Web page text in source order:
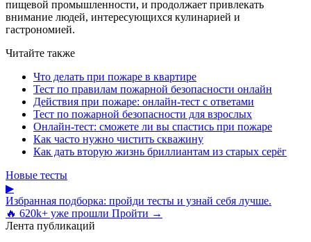
пищевой промышленности, и продолжает привлекать
внимание людей, интересующихся кулинарией и
гастрономией.
Читайте также
Что делать при пожаре в квартире
Тест по правилам пожарной безопасности онлайн
Действия при пожаре: онлайн-тест с ответами
Тест по пожарной безопасности для взрослых
Онлайн-тест: сможете ли вы спастись при пожаре
Как часто нужно чистить скважину
Как дать вторую жизнь бриллиантам из старых серёг
Новые тесты
▶
Избранная подборка: пройди тесты и узнай себя лучше.
🔥 620k+ уже прошли Пройти →
Лента публикаций